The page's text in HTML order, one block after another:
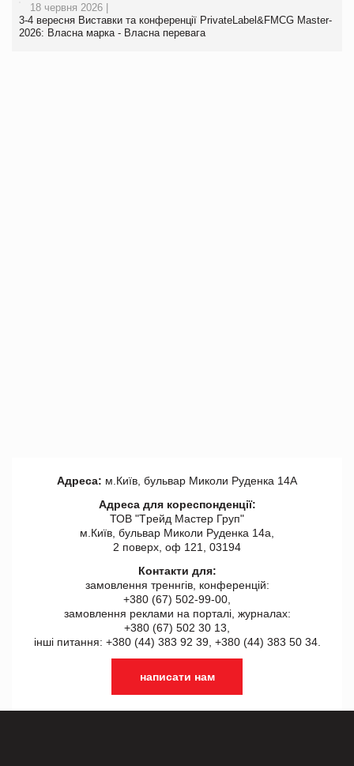
18 червня 2026 |
3-4 вересня Виставки та конференції PrivateLabel&FMCG Master-
2026: Власна марка - Власна перевага
Адреса: м.Київ, бульвар Миколи Руденка 14А
Адреса для кореспонденції:
ТОВ "Tрейд Мастер Груп"
м.Київ, бульвар Миколи Руденка 14а,
2 поверх, оф 121, 03194
Контакти для:
замовлення треннгів, конференцій:
+380 (67) 502-99-00,
замовлення реклами на порталі, журналах:
+380 (67) 502 30 13,
інші питання: +380 (44) 383 92 39, +380 (44) 383 50 34.
написати нам